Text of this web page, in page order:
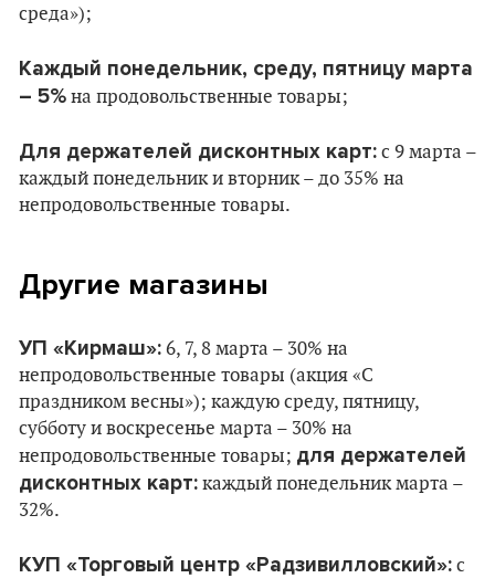
среда»);
Каждый понедельник, среду, пятницу марта
– 5% на продовольственные товары;
Для держателей дисконтных карт: с 9 марта –
каждый понедельник и вторник – до 35% на
непродовольственные товары.
Другие магазины
УП «Кирмаш»: 6, 7, 8 марта – 30% на
непродовольственные товары (акция «С
праздником весны»); каждую среду, пятницу,
субботу и воскресенье марта – 30% на
непродовольственные товары; для держателей
дисконтных карт: каждый понедельник марта –
32%.
КУП «Торговый центр «Радзивилловский»: c